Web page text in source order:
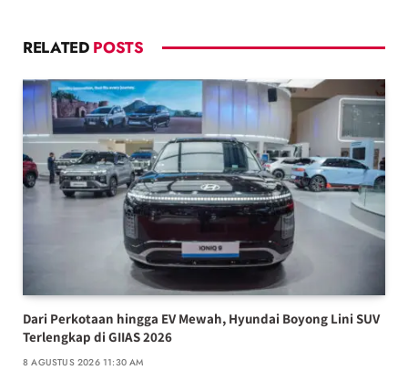
RELATED POSTS
Dari Perkotaan hingga EV Mewah, Hyundai Boyong Lini SUV
Terlengkap di GIIAS 2026
8 AGUSTUS 2026 11:30 AM